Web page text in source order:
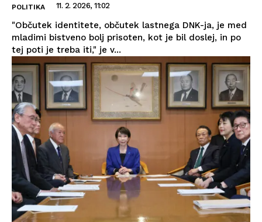
POLITIKA 11. 2. 2026, 11:02
"Občutek identitete, občutek lastnega DNK-ja, je med
mladimi bistveno bolj prisoten, kot je bil doslej, in po
tej poti je treba iti," je v...